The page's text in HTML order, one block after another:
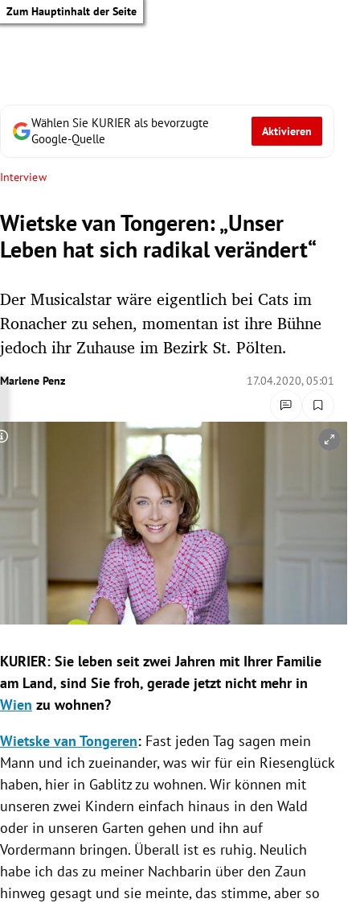
Zum Hauptinhalt der Seite
Untermenü
Untermenü
Untermenü
Untermenü
Untermenü
Wählen Sie KURIER als bevorzugte
Google-Quelle
Aktivieren
Interview
Wietske van Tongeren: „Unser
Leben hat sich radikal verändert“
Der Musicalstar wäre eigentlich bei Cats im
Ronacher zu sehen, momentan ist ihre Bühne
jedoch ihr Zuhause im Bezirk St. Pölten.
Marlene Penz 17.04.2020, 05:01
Copyright-Hinweis öffnen/schließen
KURIER: Sie leben seit zwei Jahren mit Ihrer Familie
am Land, sind Sie froh, gerade jetzt nicht mehr in
Wien zu wohnen?
Wietske van Tongeren: Fast jeden Tag sagen mein
Mann und ich zueinander, was wir für ein Riesenglück
haben, hier in Gablitzzu wohnen. Wir können mit
unseren zwei Kindern einfach hinaus in den Wald
oder in unseren Garten gehen und ihn auf
Vordermann bringen. Überall ist es ruhig. Neulich
habe ich das zu meiner Nachbarin über den Zaun
hinweg gesagt und sie meinte, das stimme, aber so